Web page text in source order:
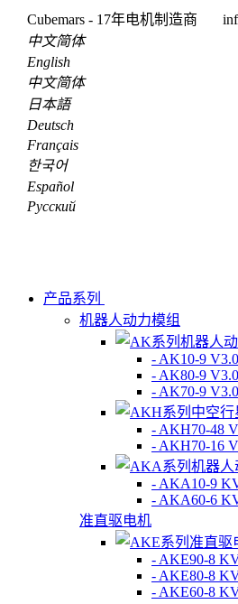
Cubemars - 17年电机制造商
中文简体
English
中文简体
日本語
Deutsch
Français
한국어
Español
Pусский
产品系列
机器人动力模组
- AK10-9
- AK80-9
- AK70-9
- AKH70-48
- AKH70-16
- AKA10-9
- AKA60-6
准直驱电机
- AKE90-8
- AKE80-8
- AKE60-8